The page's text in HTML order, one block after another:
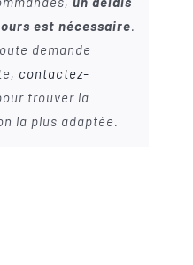
est nécessaire.
demande
contactez-
trouver la
la plus adaptée.